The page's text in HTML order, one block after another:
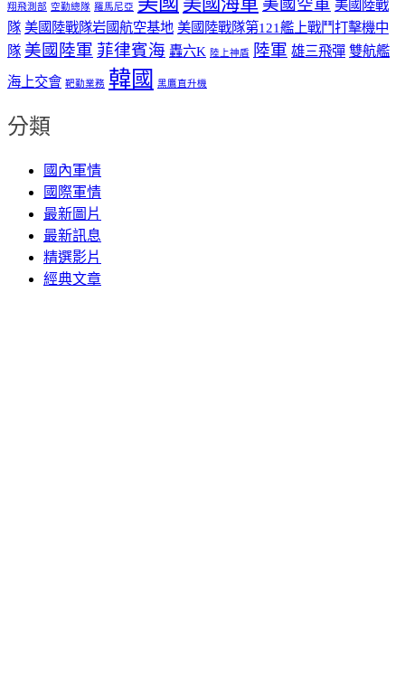
翔飛測部 空勤總隊 羅馬尼亞 美國空軍 美國陸戰
隊 美國陸戰隊岩國航空基地 美國陸戰隊第121艦上戰鬥打擊機中
隊 美國陸軍 菲律賓海 轟六K 陸上神盾 陸軍 雄三飛彈 雙航艦
海上交會 靶勤業務 韓國 黑鷹直升機
分類
國內軍情
國際軍情
最新圖片
最新訊息
精選影片
經典文章